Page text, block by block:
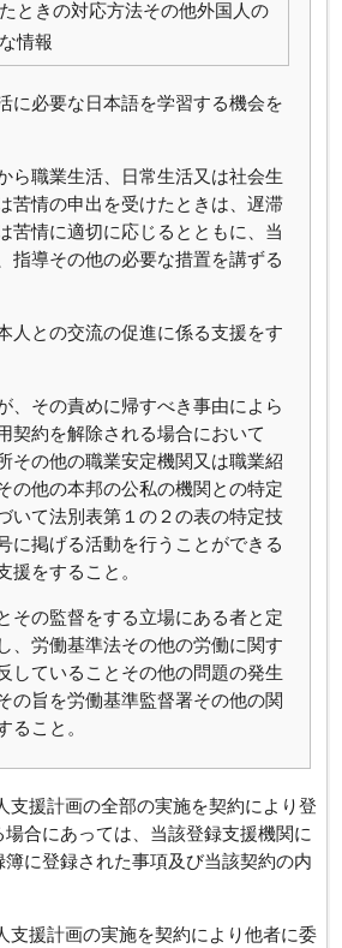
ときの対応方法その他外国人の
な情報
に必要な日本語を学習する機会を
ら職業生活、日常生活又は社会生
苦情の申出を受けたときは、遅滞
苦情に適切に応じるとともに、当
指導その他の必要な措置を講ずる
人との交流の促進に係る支援をす
、その責めに帰すべき事由によら
契約を解除される場合において
その他の職業安定機関又は職業紹
の他の本邦の公私の機関との特定
いて法別表第１の２の表の特定技
に掲げる活動を行うことができる
援をすること。
その監督をする立場にある者と定
、労働基準法その他の労働に関す
していることその他の問題の発生
の旨を労働基準監督署その他の関
ること。
支援計画の全部の実施を契約により登
合にあっては、当該登録支援機関に
に登録された事項及び当該契約の内
支援計画の実施を契約により他者に委